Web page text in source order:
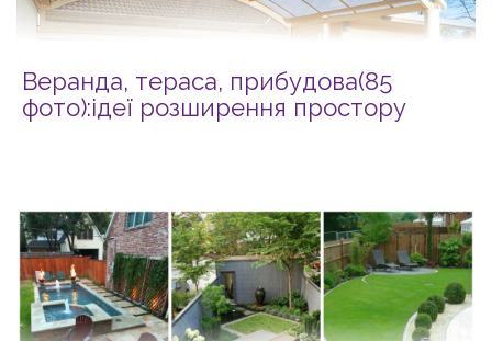
Веранда, тераса, прибудова(85
фото):ідеї розширення простору